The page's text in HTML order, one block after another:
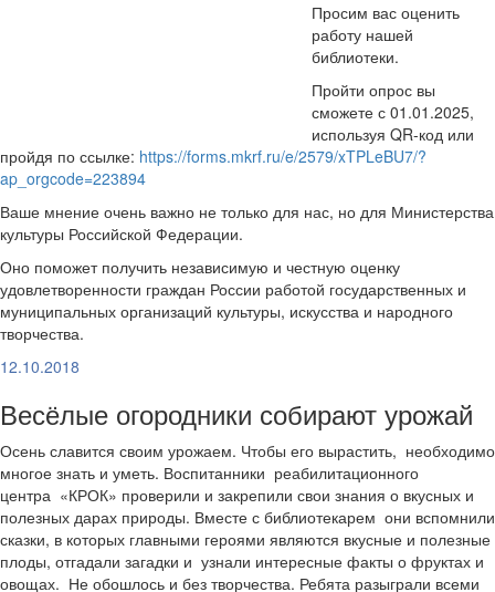
Просим вас оценить
работу нашей
библиотеки.
Пройти опрос вы
сможете с 01.01.2025,
используя QR-код или
пройдя по ссылке: https://forms.mkrf.ru/e/2579/xTPLeBU7/?
ap_orgcode=223894
Ваше мнение очень важно не только для нас, но для Министерства
культуры Российской Федерации.
Оно поможет получить независимую и честную оценку
удовлетворенности граждан России работой государственных и
муниципальных организаций культуры, искусства и народного
творчества.
12.10.2018
Весёлые огородники собирают урожай
Осень славится своим урожаем. Чтобы его вырастить, необходимо
многое знать и уметь. Воспитанники реабилитационного
центра «КРОК» проверили и закрепили свои знания о вкусных и
полезных дарах природы. Вместе с библиотекарем они вспомнили
сказки, в которых главными героями являются вкусные и полезные
плоды, отгадали загадки и узнали интересные факты о фруктах и
овощах. Не обошлось и без творчества. Ребята разыграли всеми